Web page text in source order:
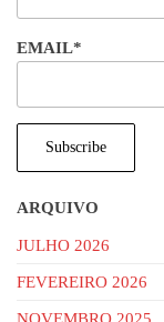
EMAIL*
ARQUIVO
JULHO 2026
FEVEREIRO 2026